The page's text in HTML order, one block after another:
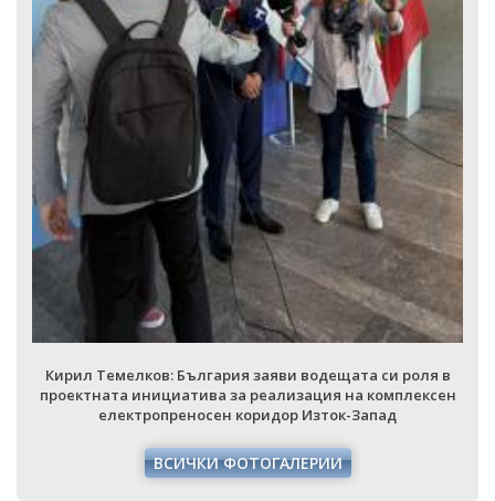
Кирил Темелков: България заяви водещата си роля в
проектната инициатива за реализация на комплексен
електропреносен коридор Изток-Запад
ВСИЧКИ ФОТОГАЛЕРИИ